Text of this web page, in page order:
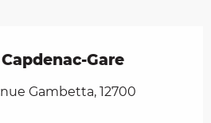
Gare
Gambetta, 12700